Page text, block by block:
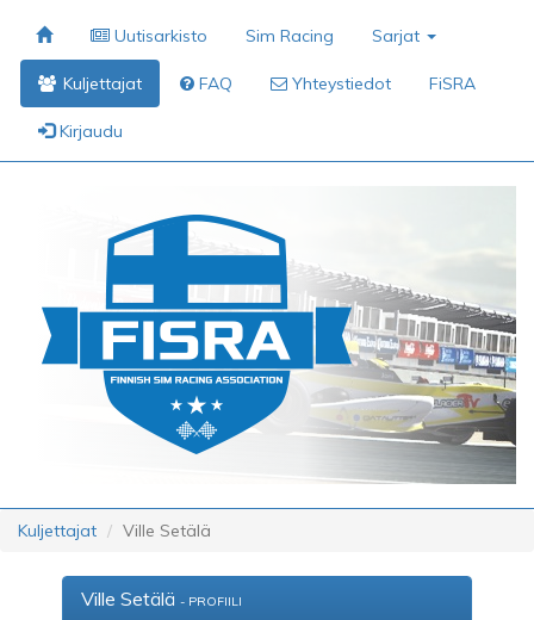
Uutisarkisto Sim Racing Sarjat
Kuljettajat FAQ Yhteystiedot FiSRA
Kirjaudu
Kuljettajat Ville Setälä
Ville Setälä - PROFIILI